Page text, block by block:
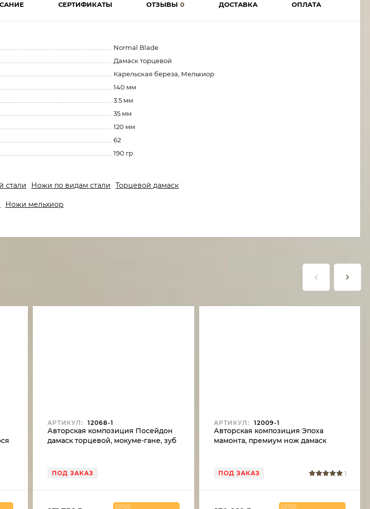
СЕРТИФИКАТЫ ОТЗЫВЫ 0 ДОСТАВКА ОПЛАТА
Normal Blade
Дамаск торцевой
Карельская береза, Мельхиор
140 мм
3.5 мм
35 мм
120 мм
62
190 гр.
стали Ножи по видам стали Торцевой дамаск
Ножи мельхиор
АРТИКУЛ: 12068-1
Авторская композиция Посейдон
дамаск торцевой, мокуме-гане, зуб
ПОД ЗАКАЗ
АРТИКУЛ: 12009-1
Авторская композиция Эпоха
мамонта, премиум нож дамаск
рисунком
ПОД ЗАКАЗ 1